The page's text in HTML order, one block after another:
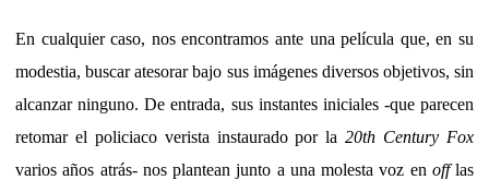
En cualquier caso, nos encontramos ante una película que, en su
modestia, buscar atesorar bajo sus imágenes diversos objetivos, sin
alcanzar ninguno. De entrada, sus instantes iniciales -que parecen
retomar el policiaco verista instaurado por la20th Century Fox
varios años atrás- nos plantean junto a una molesta voz en offlas